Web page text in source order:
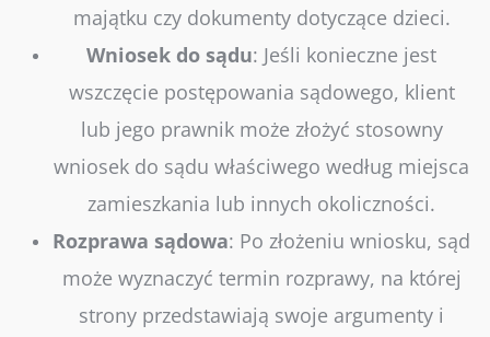
majątku czy dokumenty dotyczące dzieci.
Wniosek do sądu: Jeśli konieczne jest
wszczęcie postępowania sądowego, klient
lub jego prawnik może złożyć stosowny
wniosek do sądu właściwego według miejsca
zamieszkania lub innych okoliczności.
Rozprawa sądowa: Po złożeniu wniosku, sąd
może wyznaczyć termin rozprawy, na której
strony przedstawiają swoje argumenty i